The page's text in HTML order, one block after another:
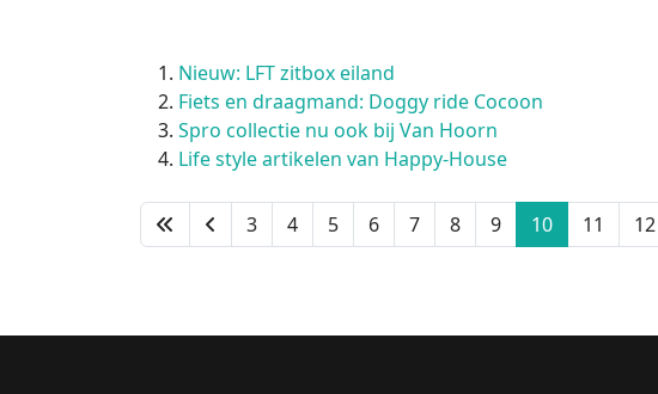
Nieuw: LFT zitbox eiland
Fiets en draagmand: Doggy ride Cocoon
Spro collectie nu ook bij Van Hoorn
Life style artikelen van Happy-House
3 4 5 6 7 8 9 10 11 12